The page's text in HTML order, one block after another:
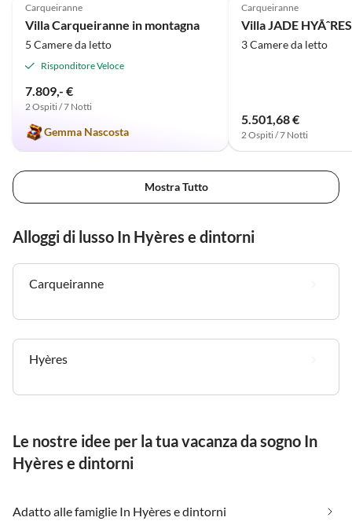
Carqueiranne
Villa Carqueiranne in montagna
5 Camere da letto
Risponditore Veloce
7.809,- €
2 Ospiti / 7 Notti
Gemma Nascosta
Carqueiranne
Villa JADE
3 Camere da letto
5.501,68 €
2 Ospiti / 7 Notti
Mostra Tutto
Alloggi di lusso In Hyères e dintorni
Carqueiranne
Hyères
Le nostre idee per la tua vacanza da sogno In
Hyères e dintorni
Adatto alle famiglie In Hyères e dintorni